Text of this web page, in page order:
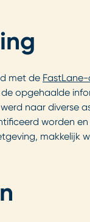
met de
opgehaalde
naar diverse
worden
makkelijk